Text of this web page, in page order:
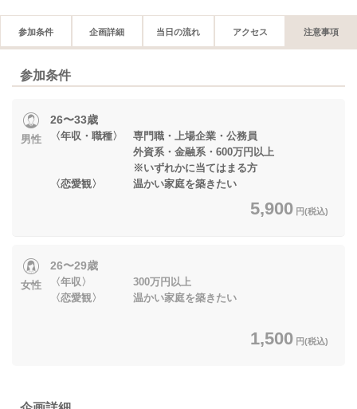
参加条件 企画詳細 当日の流れ アクセス 注意事項
参加条件
男性
26〜33歳
〈年収・職種〉 専門職・上場企業・公務員
外資系・金融系・600万円以上
※いずれかに当てはまる方
〈恋愛観〉 温かい家庭を築きたい
5,900 円(税込)
女性
26〜29歳
〈年収〉 300万円以上
〈恋愛観〉 温かい家庭を築きたい
1,500 円(税込)